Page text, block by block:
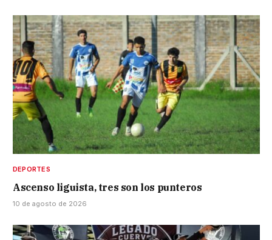
DEPORTES
Ascenso liguista, tres son los punteros
10 de agosto de 2026